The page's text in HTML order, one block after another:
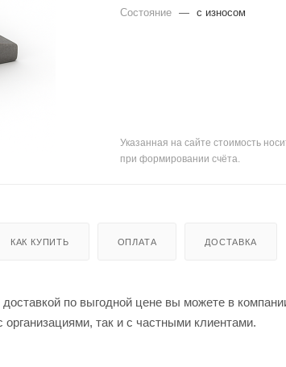
Состояние
— с износом
Указанная на сайте стоимость
при формировании счёта.
КАК КУПИТЬ ОПЛАТА ДОСТАВКА
по выгодной цене вы можете в
так и с частными клиентами.